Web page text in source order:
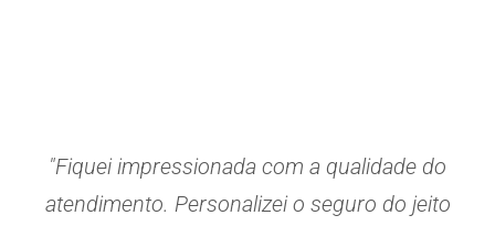
"Fiquei impressionada com a qualidade do
atendimento. Personalizei o seguro do jeito